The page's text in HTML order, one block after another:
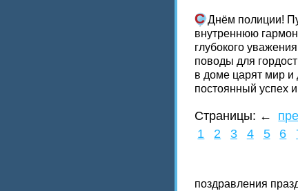
СДнём полиции!
внутреннюю
глубокого
поводы для
в доме царят мир и
постоянный успех
Страницы: ←
1
2 3 4 5 6
поздравления